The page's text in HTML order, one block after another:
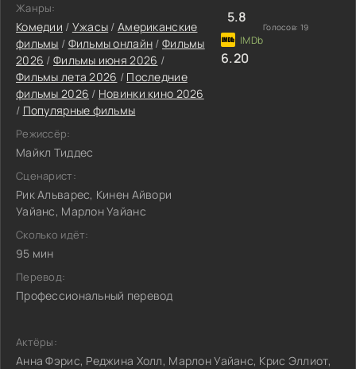
Жанры:
Комедии / Ужасы /Американские
фильмы / Фильмы онлайн /Фильмы
2026 / Фильмы июня 2026 /
Фильмы лета 2026 / Последние
фильмы 2026 / Новинки кино 2026
/ Популярные фильмы
Режиссёр:
Майкл Тиддес
Сценарист:
Рик Альварес, Кинен Айвори
Уайанс, Марлон Уайанс
Сколько идёт:
95 мин
Перевод:
Профессиональный перевод
5.8
Голосов: 19
6.20
Актёры:
Анна Фэрис, Реджина Холл, Марлон Уайанс, Крис Эллиот,